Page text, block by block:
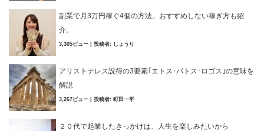
副業で月3万円稼ぐ4個の方法。おすすめしない稼ぎ方も紹
介。
3,305ビュー 投稿者: しょうり
アリストテレス説得の3要素｢エトス･パトス･ロゴス｣の意味を
解説
3,267ビュー 投稿者: 町田一平
２０代で起業したきっかけは、人生を楽しみたいから